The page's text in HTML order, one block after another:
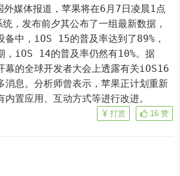
外媒体报道，苹果将在6月7日凌晨1点
，发布前夕其公布了一组最新数据，
备中，iOS 15的普及率达到了89%，
，iOS 14的普及率仍然有10%。据
幕的全球开发者大会上透露有关iOS16
息。分析师曾表示，苹果正计划重新
置应用、互动方式等进行改进。
16 赞
打赏